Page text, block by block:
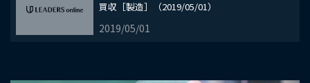
買収［製造］（2019/05/01）
2019/05/01